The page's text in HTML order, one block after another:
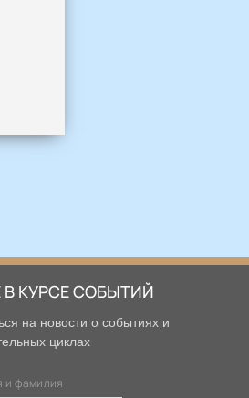
В КУРСЕ СОБЫТИЙ
на новости о событиях и
циклах